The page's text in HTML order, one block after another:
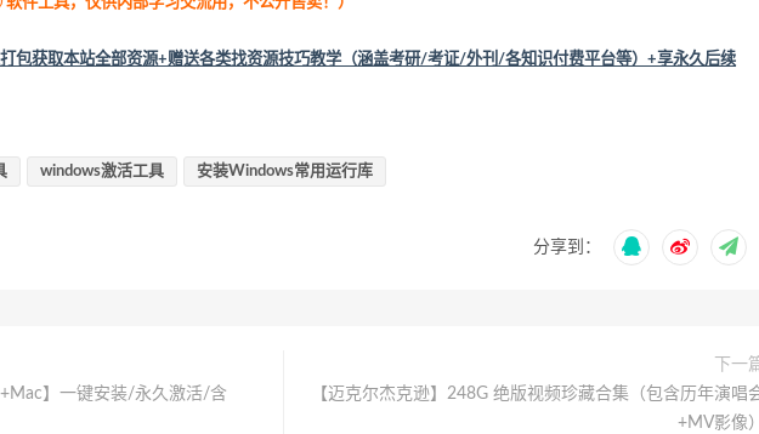
包获取本站全部资源+赠送各类找资源技巧教学（涵盖考研/考证/外刊/各知识付费平台等）+享永久后续
windows激活工具 安装Windows常用运行库
分享到：
】一键安装/永久激活/含
下一
【迈克尔杰克逊】248G 绝版视频珍藏合集（包含历年演唱
+MV影像）